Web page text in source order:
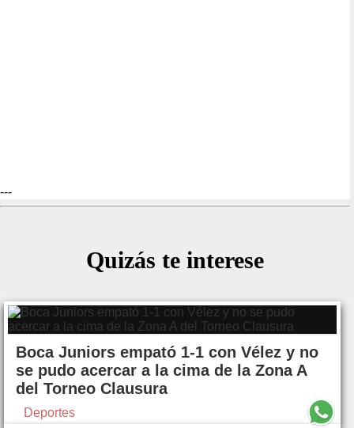
---
Quizás te interese
Boca Juniors empató 1-1 con Vélez y no
se pudo acercar a la cima de la Zona A
del Torneo Clausura
Deportes